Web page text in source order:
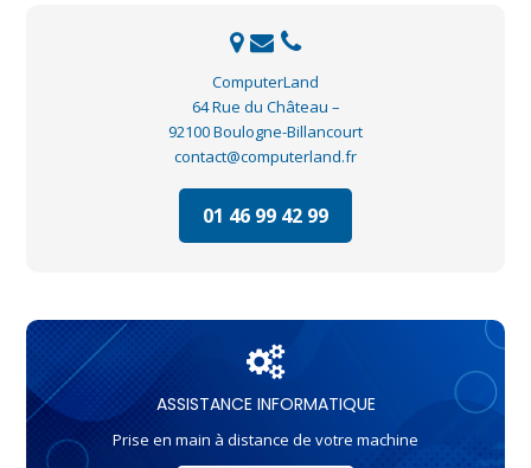
ComputerLand
64 Rue du Château –
92100 Boulogne-Billancourt
contact@computerland.fr
01 46 99 42 99
ASSISTANCE INFORMATIQUE
Prise en main à distance de votre machine